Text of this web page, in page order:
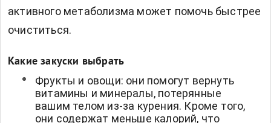
активного метаболизма может помочь быстрее
очиститься.
Какие закуски выбрать
Фрукты и овощи: они помогут вернуть
витамины и минералы, потерянные
вашим телом из-за курения. Кроме того,
они содержат меньше калорий, что